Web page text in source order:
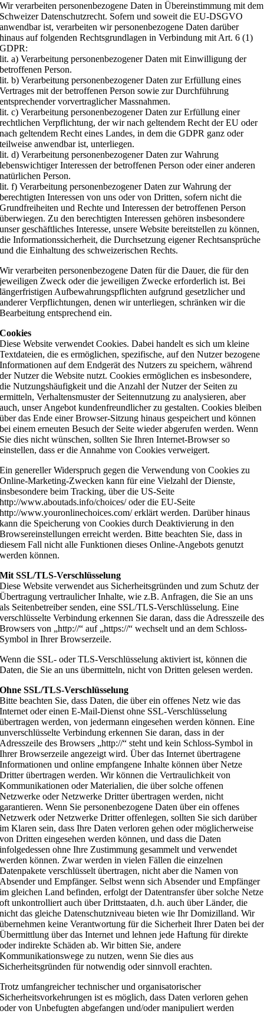
Wir verarbeiten personenbezogene Daten in Übereinstimmung mit dem
Schweizer Datenschutzrecht. Sofern und soweit die EU-DSGVO
anwendbar ist, verarbeiten wir personenbezogene Daten darüber
hinaus auf folgenden Rechtsgrundlagen in Verbindung mit Art. 6 (1)
GDPR:
lit. a) Verarbeitung personenbezogener Daten mit Einwilligung der
betroffenen Person.
lit. b) Verarbeitung personenbezogener Daten zur Erfüllung eines
Vertrages mit der betroffenen Person sowie zur Durchführung
entsprechender vorvertraglicher Massnahmen.
lit. c) Verarbeitung personenbezogener Daten zur Erfüllung einer
rechtlichen Verpflichtung, der wir nach geltendem Recht der EU oder
nach geltendem Recht eines Landes, in dem die GDPR ganz oder
teilweise anwendbar ist, unterliegen.
lit. d) Verarbeitung personenbezogener Daten zur Wahrung
lebenswichtiger Interessen der betroffenen Person oder einer anderen
natürlichen Person.
lit. f) Verarbeitung personenbezogener Daten zur Wahrung der
berechtigten Interessen von uns oder von Dritten, sofern nicht die
Grundfreiheiten und Rechte und Interessen der betroffenen Person
überwiegen. Zu den berechtigten Interessen gehören insbesondere
unser geschäftliches Interesse, unsere Website bereitstellen zu können,
die Informationssicherheit, die Durchsetzung eigener Rechtsansprüche
und die Einhaltung des schweizerischen Rechts.
Wir verarbeiten personenbezogene Daten für die Dauer, die für den
jeweiligen Zweck oder die jeweiligen Zwecke erforderlich ist. Bei
längerfristigen Aufbewahrungspflichten aufgrund gesetzlicher und
anderer Verpflichtungen, denen wir unterliegen, schränken wir die
Bearbeitung entsprechend ein.
Cookies
Diese Website verwendet Cookies. Dabei handelt es sich um kleine
Textdateien, die es ermöglichen, spezifische, auf den Nutzer bezogene
Informationen auf dem Endgerät des Nutzers zu speichern, während
der Nutzer die Website nutzt. Cookies ermöglichen es insbesondere,
die Nutzungshäufigkeit und die Anzahl der Nutzer der Seiten zu
ermitteln, Verhaltensmuster der Seitennutzung zu analysieren, aber
auch, unser Angebot kundenfreundlicher zu gestalten. Cookies bleiben
über das Ende einer Browser-Sitzung hinaus gespeichert und können
bei einem erneuten Besuch der Seite wieder abgerufen werden. Wenn
Sie dies nicht wünschen, sollten Sie Ihren Internet-Browser so
einstellen, dass er die Annahme von Cookies verweigert.
Ein genereller Widerspruch gegen die Verwendung von Cookies zu
Online-Marketing-Zwecken kann für eine Vielzahl der Dienste,
insbesondere beim Tracking, über die US-Seite
http://www.aboutads.info/choices/ oder die EU-Seite
http://www.youronlinechoices.com/ erklärt werden. Darüber hinaus
kann die Speicherung von Cookies durch Deaktivierung in den
Browsereinstellungen erreicht werden. Bitte beachten Sie, dass in
diesem Fall nicht alle Funktionen dieses Online-Angebots genutzt
werden können.
Mit SSL/TLS-Verschlüsselung
Diese Website verwendet aus Sicherheitsgründen und zum Schutz der
Übertragung vertraulicher Inhalte, wie z.B. Anfragen, die Sie an uns
als Seitenbetreiber senden, eine SSL/TLS-Verschlüsselung. Eine
verschlüsselte Verbindung erkennen Sie daran, dass die Adresszeile des
Browsers von „http://“ auf „https://“ wechselt und an dem Schloss-
Symbol in Ihrer Browserzeile.
Wenn die SSL- oder TLS-Verschlüsselung aktiviert ist, können die
Daten, die Sie an uns übermitteln, nicht von Dritten gelesen werden.
Ohne SSL/TLS-Verschlüsselung
Bitte beachten Sie, dass Daten, die über ein offenes Netz wie das
Internet oder einen E-Mail-Dienst ohne SSL-Verschlüsselung
übertragen werden, von jedermann eingesehen werden können. Eine
unverschlüsselte Verbindung erkennen Sie daran, dass in der
Adresszeile des Browsers „http://“ steht und kein Schloss-Symbol in
Ihrer Browserzeile angezeigt wird. Über das Internet übertragene
Informationen und online empfangene Inhalte können über Netze
Dritter übertragen werden. Wir können die Vertraulichkeit von
Kommunikationen oder Materialien, die über solche offenen
Netzwerke oder Netzwerke Dritter übertragen werden, nicht
garantieren. Wenn Sie personenbezogene Daten über ein offenes
Netzwerk oder Netzwerke Dritter offenlegen, sollten Sie sich darüber
im Klaren sein, dass Ihre Daten verloren gehen oder möglicherweise
von Dritten eingesehen werden können, und dass die Daten
infolgedessen ohne Ihre Zustimmung gesammelt und verwendet
werden können. Zwar werden in vielen Fällen die einzelnen
Datenpakete verschlüsselt übertragen, nicht aber die Namen von
Absender und Empfänger. Selbst wenn sich Absender und Empfänger
im gleichen Land befinden, erfolgt der Datentransfer über solche Netze
oft unkontrolliert auch über Drittstaaten, d.h. auch über Länder, die
nicht das gleiche Datenschutzniveau bieten wie Ihr Domizilland. Wir
übernehmen keine Verantwortung für die Sicherheit Ihrer Daten bei der
Übermittlung über das Internet und lehnen jede Haftung für direkte
oder indirekte Schäden ab. Wir bitten Sie, andere
Kommunikationswege zu nutzen, wenn Sie dies aus
Sicherheitsgründen für notwendig oder sinnvoll erachten.
Trotz umfangreicher technischer und organisatorischer
Sicherheitsvorkehrungen ist es möglich, dass Daten verloren gehen
oder von Unbefugten abgefangen und/oder manipuliert werden